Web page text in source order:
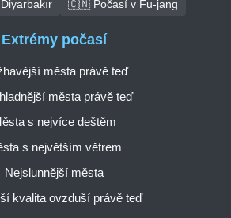
🇨🇳 Počasí v Fu-jang
Extrémy počasí
města právě teď
města právě teď
s nejvíce deštěm
s největším větrem
Nejslunnější města
kvalita ovzduší právě teď